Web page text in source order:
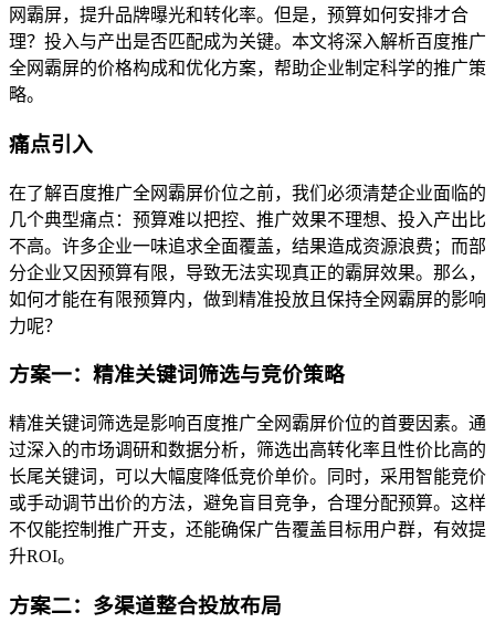
网霸屏，提升品牌曝光和转化率。但是，预算如何安排才合
理？投入与产出是否匹配成为关键。本文将深入解析百度推广
全网霸屏的价格构成和优化方案，帮助企业制定科学的推广策
略。
痛点引入
在了解百度推广全网霸屏价位之前，我们必须清楚企业面临的
几个典型痛点：预算难以把控、推广效果不理想、投入产出比
不高。许多企业一味追求全面覆盖，结果造成资源浪费；而部
分企业又因预算有限，导致无法实现真正的霸屏效果。那么，
如何才能在有限预算内，做到精准投放且保持全网霸屏的影响
力呢？
方案一：精准关键词筛选与竞价策略
精准关键词筛选是影响百度推广全网霸屏价位的首要因素。通
过深入的市场调研和数据分析，筛选出高转化率且性价比高的
长尾关键词，可以大幅度降低竞价单价。同时，采用智能竞价
或手动调节出价的方法，避免盲目竞争，合理分配预算。这样
不仅能控制推广开支，还能确保广告覆盖目标用户群，有效提
升ROI。
方案二：多渠道整合投放布局